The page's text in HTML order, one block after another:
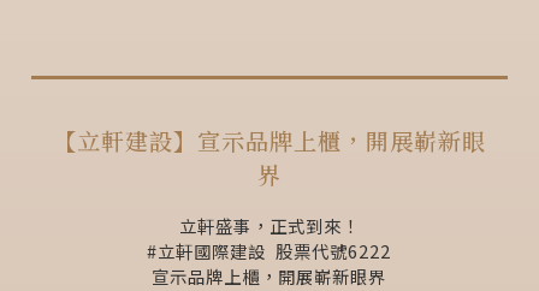
【立軒建設】宣示品牌上櫃，開展嶄新眼
界
立軒盛事，正式到來！
#立軒國際建設 ​ 股票代號6222
宣示品牌上櫃，開展嶄新眼界